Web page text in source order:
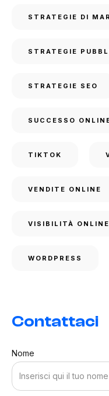
STRATEGIE DI
STRATEGIE
STRATEGIE SEO
SUCCESSO
TIKTOK
VENDITE ONLINE
VISIBILITÀ ONLINE
WORDPRESS
Contattaci
Nome